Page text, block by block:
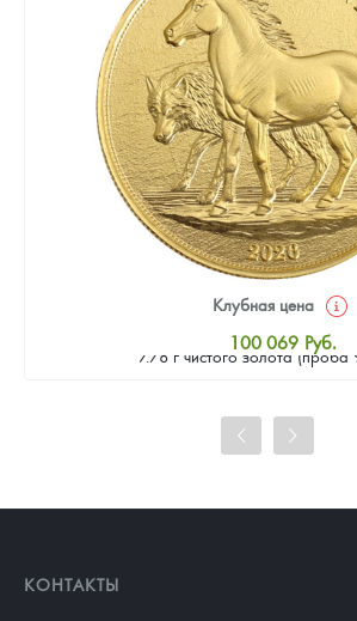
7.78 г чистого золота
Клубная цена
100 069 Руб.
Стандартная цена
Цена выкупа
КОНТАКТЫ